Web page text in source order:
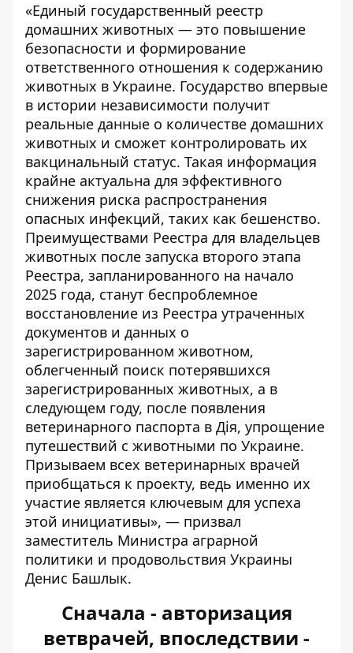
«Единый государственный реестр
домашних животных — это повышение
безопасности и формирование
ответственного отношения к содержанию
животных в Украине. Государство впервые
в истории независимости получит
реальные данные о количестве домашних
животных и сможет контролировать их
вакцинальный статус. Такая информация
крайне актуальна для эффективного
снижения риска распространения
опасных инфекций, таких как бешенство.
Преимуществами Реестра для владельцев
животных после запуска второго этапа
Реестра, запланированного на начало
2025 года, станут беспроблемное
восстановление из Реестра утраченных
документов и данных о
зарегистрированном животном,
облегченный поиск потерявшихся
зарегистрированных животных, а в
следующем году, после появления
ветеринарного паспорта в Дія, упрощение
путешествий с животными по Украине.
Призываем всех ветеринарных врачей
приобщаться к проекту, ведь именно их
участие является ключевым для успеха
этой инициативы», — призвал
заместитель Министра аграрной
политики и продовольствия Украины
Денис Башлык.
Сначала - авторизация
ветврачей, впоследствии -